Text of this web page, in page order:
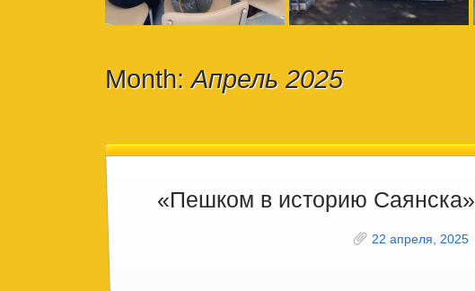
Month:Апрель 2025
«Пешком в историю Саянска»
22 апреля, 2025